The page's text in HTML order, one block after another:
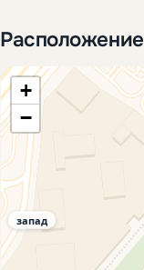
Расположение
+
−
запад